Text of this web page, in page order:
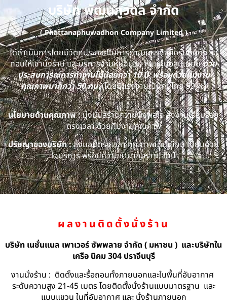
บริษัท พัฒนภูวดล จำกัด
( Phattanaphuwadhon Company Limited )
ได้ดำเนินการโดยมีวัตถุประสงค์ในการดำเนินธุรกิจคือรับติดตั้ง รื้อ
ถอนให้เช่านั่งร้าน และบริการงานหุ้มฉนวน หุ้มแผ่นอลูมิเนียมด้วย
ประสบการณ์การทำงานไม่น้อยกว่า 10 ปี พร้อมด้วยทีมงาน
คุณภาพมากกว่า 50 คน(โดยมีแรงงานเป็นคนไทย 99 %)
นโยบายด้านคุณภาพ :มุ่งมั่นสร้างความพึงพอใจ ส่งงานเรียบร้อย
ตรงเวลา ด้วยทีมงานคุณภาพ
ปรัชญาของบริษัท :ส่งมอบตรงเวลา คุณภาพเต็มเยี่ยม เปี่ยมด้วย
ใจบริการ พร้อมความชำนาญหลายสิบปี
ผลงานติดตั้งนั่งร้าน
บริษัท เนชั่นแนล เพาเวอร์ ซัพพลาย จำกัด ( มหาชน ) และบริษัทใน
เครือ นิคม 304 ปราจีนบุรี
งานนั่งร้าน : ติดตั้งและรื้อถอนทั้งภายนอกและในพื้นที่อับอากาศ
ระดับความสูง 21-45 เมตร โดยติดตั้งนั่งร้านแบบมาตรฐาน และ
แบบแขวน ในที่อับอากาศ และ นั่งร้านภายนอก